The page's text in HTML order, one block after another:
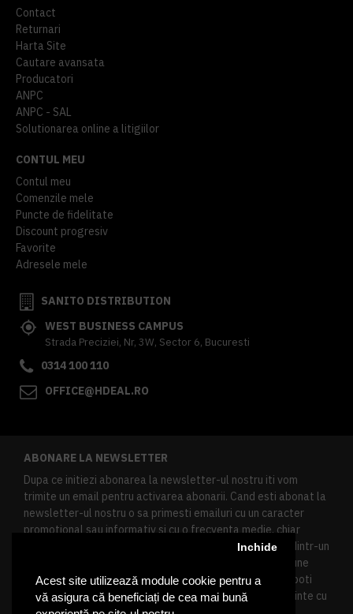
Acest site utilizează module cookie pentru a
vă asigura că beneficiați de cea mai bună
Inchide
Contact
Returnari
Harta Site
Cautare avansata
Producatori
ANPC
ANPC - SAL
Solutionarea online a litigiilor
CONTUL MEU
Contul meu
Comenzile mele
Puncte de fidelitate
Discount progresiv
Favorite
Adresele mele
SANITO DISTRIBUTION
WEST BUSINESS CAMPUS
Strada Preciziei, Nr, 3W, Sector 6, Bucuresti
0314 100 110
OFFICE@HDEAL.RO
ABONARE LA NEWSLETTER
Dupa ce initiezi abonarea la newsletter-ul nostru iti vom
trimite un email pentru activarea abonarii. Cand esti abonat la
newsletter-ul nostru o sa primesti emailuri cu un caracter
promotional sau informativ si cu o frecventa medie, chiar
redusa. Daca doresti sa te dezabonezi poti urma linkul dintr-un
newsletter primit, daca esti client inregistrat ai o sectiune
speciala in contul tau in acest scop, si de asemenea ne poti
contacta oricand pe email pentru orice intrebari sau cerinte cu